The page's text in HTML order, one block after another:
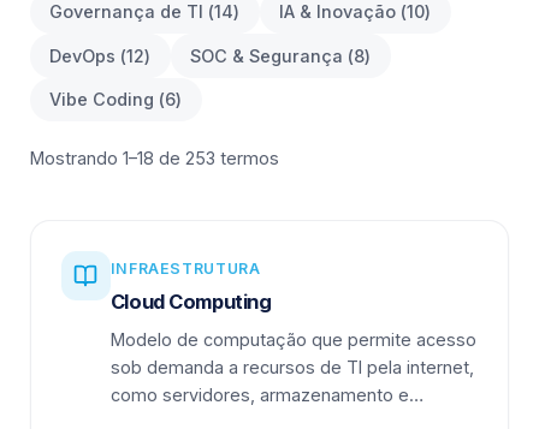
Governança de TI (14) IA & Inovação (10)
DevOps (12) SOC & Segurança (8)
Vibe Coding (6)
Mostrando 1–18 de 253 termos
INFRAESTRUTURA
Cloud Computing
Modelo de computação que permite acesso
sob demanda a recursos de TI pela internet,
como servidores, armazenamento e